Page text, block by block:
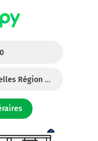
Capitale (Belgique)